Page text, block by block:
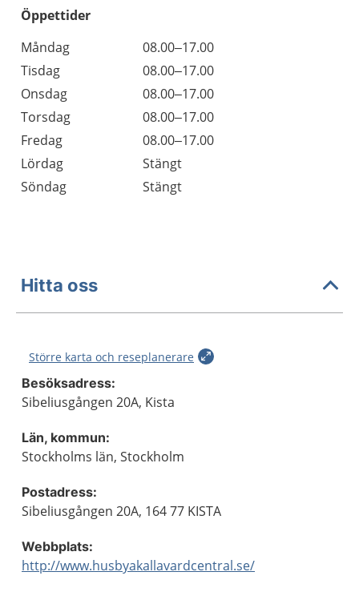
Öppettider
Dag
Öppettider
Kommentarer
Måndag
08.00–17.00
Tisdag
08.00–17.00
Onsdag
08.00–17.00
Torsdag
08.00–17.00
Fredag
08.00–17.00
Lördag
Stängt
Söndag
Stängt
Hitta oss
Större karta och reseplanerare
Besöksadress:
Sibeliusgången 20A, Kista
Län, kommun:
Stockholms län, Stockholm
Postadress:
Sibeliusgången 20A, 164 77 KISTA
Webbplats:
http://www.husbyakallavardcentral.se/